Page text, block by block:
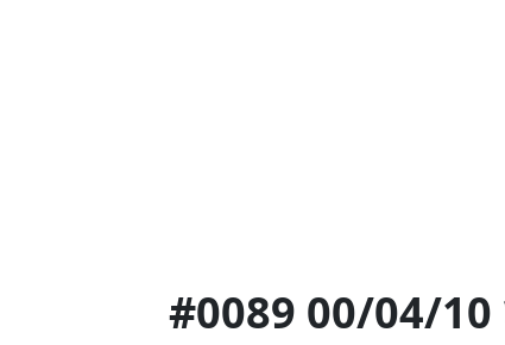
#0089 00/04/10